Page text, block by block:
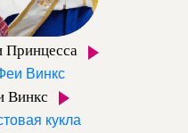
Принцесса
Винкс